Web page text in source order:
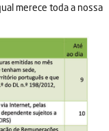
merece toda a nossa